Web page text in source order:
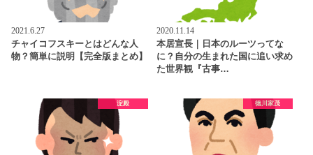
2021.6.27
チャイコフスキーとはどんな人
物？簡単に説明【完全版まとめ】
2020.11.14
本居宣長｜日本のルーツってな
に？自分の生まれた国に追い求め
た世界観『古事…
淀殿 徳川家茂